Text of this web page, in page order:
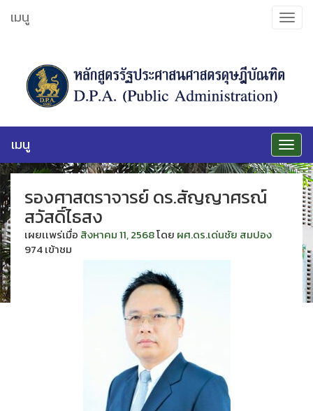
ไป
Toggle
เมนู
Toggle
เมนู
รองศาสตราจารย์ ดร.สัญญาศรณ์
สวัสดิ์ไธสง
เผยเเพร่เมื่อ สิงหาคม 11, 2568โดย ผศ.ดร.เด่นชัย สมปอง
974 เข้าชม